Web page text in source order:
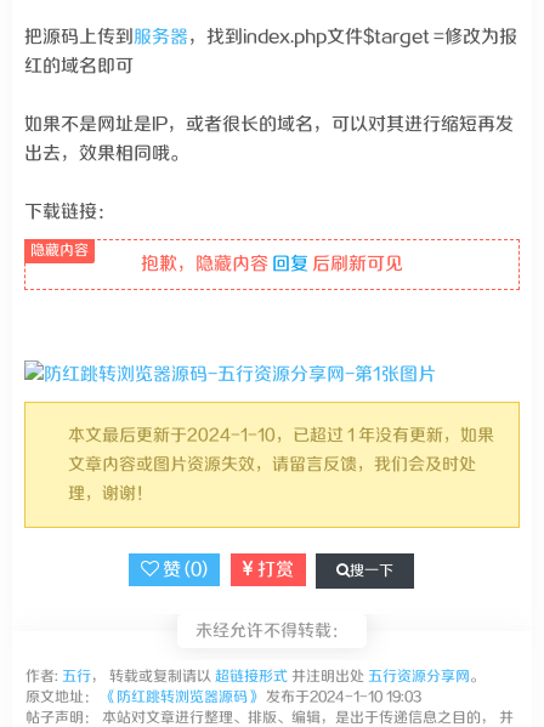
把源码上传到 服务器，找到index.php文件$target =修改为报
红的域名即可
如果不是网址是IP，或者很长的域名，可以对其进行缩短再发
出去，效果相同哦。
下载链接：
抱歉，隐藏内容 回复 后刷新可见
本文最后更新于2024-1-10，已超过 1 年没有更新，如果
文章内容或图片资源失效，请留言反馈，我们会及时处
理，谢谢！
赞 (0) 打赏 搜一下
未经允许不得转载：
作者: 五行， 转载或复制请以 超链接形式 并注明出处 五行资源分享网。
原文地址：
《防红跳转浏览器源码》 发布于2024-1-10 19:03
帖子声明： 本站对文章进行整理、排版、编辑，是出于传递信息之目的， 并